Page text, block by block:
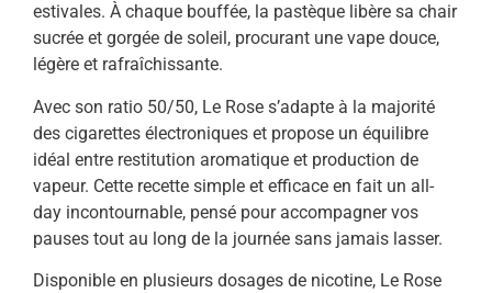
estivales. À chaque bouffée, la pastèque libère sa chair
sucrée et gorgée de soleil, procurant une vape douce,
légère et rafraîchissante.
Avec son ratio 50/50, Le Rose s’adapte à la majorité
des cigarettes électroniques et propose un équilibre
idéal entre restitution aromatique et production de
vapeur. Cette recette simple et efficace en fait un all-
day incontournable, pensé pour accompagner vos
pauses tout au long de la journée sans jamais lasser.
Disponible en plusieurs dosages de nicotine, Le Rose